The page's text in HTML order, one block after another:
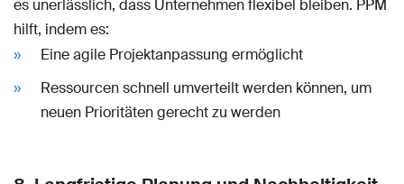
es unerlässlich, dass Unternehmen flexibel bleiben. PPM
hilft, indem es:
Eine agile Projektanpassung ermöglicht
Ressourcen schnell umverteilt werden können, um
neuen Prioritäten gerecht zu werden